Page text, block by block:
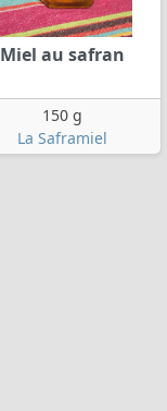
Miel au safran
150 g
La Saframiel